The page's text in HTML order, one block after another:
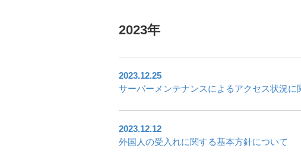
2023年
2023.12.25
サーバーメンテナンスによるアクセス状況に
2023.12.12
外国人の受入れに関する基本方針について